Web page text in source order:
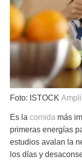
Foto: ISTOCK
Es la comida más
primeras energías
estudios avalan la
los días y